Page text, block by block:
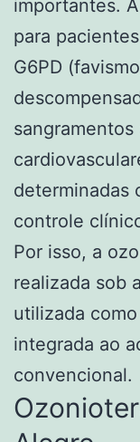
importantes.
para
G6PD
determinadas
controle
Por isso, a
realizada sob
utilizada
integrada ao
convencional.